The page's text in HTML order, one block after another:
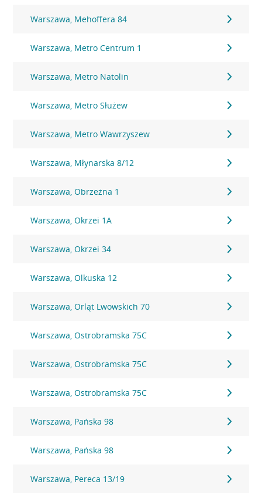
Warszawa, Mehoffera 84
Warszawa, Metro Centrum 1
Warszawa, Metro Natolin
Warszawa, Metro Służew
Warszawa, Metro Wawrzyszew
Warszawa, Młynarska 8/12
Warszawa, Obrzeżna 1
Warszawa, Okrzei 1A
Warszawa, Okrzei 34
Warszawa, Olkuska 12
Warszawa, Orląt Lwowskich 70
Warszawa, Ostrobramska 75C
Warszawa, Ostrobramska 75C
Warszawa, Ostrobramska 75C
Warszawa, Pańska 98
Warszawa, Pańska 98
Warszawa, Pereca 13/19